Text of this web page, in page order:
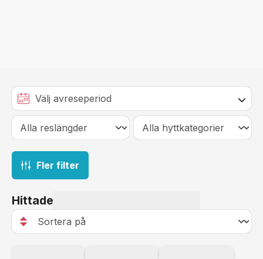
Fler filter
Hittade